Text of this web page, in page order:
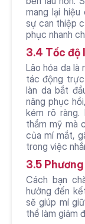
mang lại
sự can thiệp
phục nhanh
3.4 Tốc độ
Lão hóa da là
tác động
làn da bắt
năng phục
kém rõ ràng.
thẩm mỹ mà
của mí mắt,
trong việc
3.5
Cách bạn
hưởng đến
sẽ giúp mí
thể làm giảm